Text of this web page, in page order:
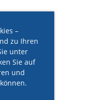
–
zu Ihren
unter
Sie auf
und